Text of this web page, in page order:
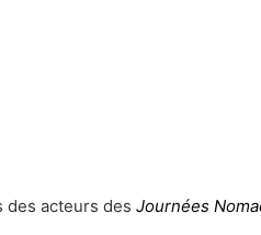
des acteurs desJournées